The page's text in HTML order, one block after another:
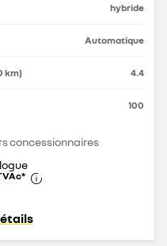
hybride
Automatique
km) 4.4
100
concessionnaires
*